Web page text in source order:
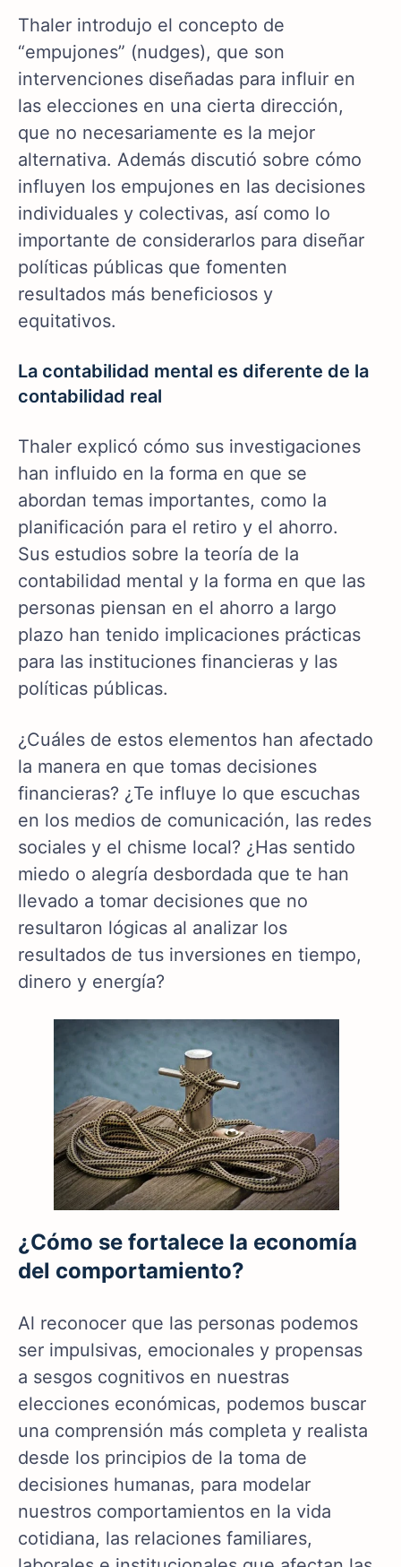
Thaler introdujo el concepto de
“empujones” (nudges), que son
intervenciones diseñadas para influir en
las elecciones en una cierta dirección,
que no necesariamente es la mejor
alternativa. Además discutió sobre cómo
influyen los empujones en las decisiones
individuales y colectivas, así como lo
importante de considerarlos para diseñar
políticas públicas que fomenten
resultados más beneficiosos y
equitativos.
La contabilidad mental es diferente de la
contabilidad real
Thaler explicó cómo sus investigaciones
han influido en la forma en que se
abordan temas importantes, como la
planificación para el retiro y el ahorro.
Sus estudios sobre la teoría de la
contabilidad mental y la forma en que las
personas piensan en el ahorro a largo
plazo han tenido implicaciones prácticas
para las instituciones financieras y las
políticas públicas.
¿Cuáles de estos elementos han afectado
la manera en que tomas decisiones
financieras? ¿Te influye lo que escuchas
en los medios de comunicación, las redes
sociales y el chisme local? ¿Has sentido
miedo o alegría desbordada que te han
llevado a tomar decisiones que no
resultaron lógicas al analizar los
resultados de tus inversiones en tiempo,
dinero y energía?
¿Cómo se fortalece la economía
del comportamiento?
Al reconocer que las personas podemos
ser impulsivas, emocionales y propensas
a sesgos cognitivos en nuestras
elecciones económicas, podemos buscar
una comprensión más completa y realista
desde los principios de la toma de
decisiones humanas, para modelar
nuestros comportamientos en la vida
cotidiana, las relaciones familiares,